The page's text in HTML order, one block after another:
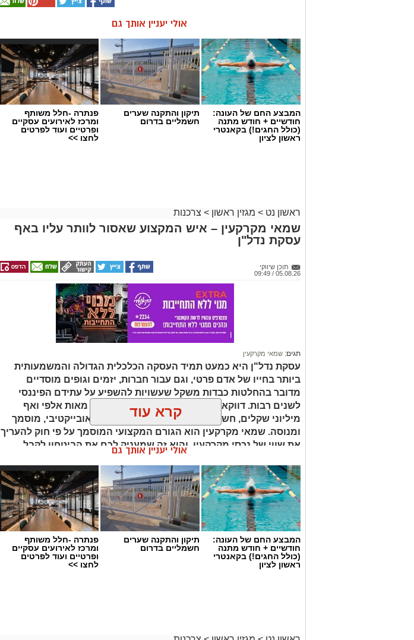
אולי יעניין אותך גם
המבצע החם של העונה:
חודשיים + חודש מתנה
(כולל החגים!) בקאנטרי
ראשון לציון
תיקון והתקנה שערים
חשמליים בדרום
פנתרה -חלל משותף
ומרכז לאירועים עסקיים
ופרטיים ועוד לפרטים
לחצו >>
ראשון נט > מגזין ראשון > צרכנות
שמאי מקרקעין – איש המקצוע שאסור לוותר עליו באף
עסקת נדל"ן
תוכן שיווקי
05.08.26 / 09:49
תגים: שמאי מקרקעין
עסקת נדל"ן היא כמעט תמיד העסקה הכלכלית הגדולה והמשמעותית
ביותר בחייו של אדם פרטי, וגם עבור חברות, יזמים וגופים מוסדיים
מדובר בהחלטות כבדות משקל שעשויות להשפיע על עתידם הפיננסי
לשנים רבות. דווקא ברגעים שבהם מונחים על הכף מאות אלפי ואף
מיליוני שקלים, חשוב שיעמוד לצידכם איש מקצוע אובייקטיבי, מוסמך
ומנוסה. שמאי מקרקעין הוא הגורם המקצועי המוסמך על פי חוק להעריך
את שווי של נכסי מקרקעין, והוא זה שמעניק לכם את הביטחון לקבל
החלטות מבוססות, שקולות ובטוחות.
קרא עוד
אולי יעניין אותך גם
המבצע החם של העונה:
חודשיים + חודש מתנה
(כולל החגים!) בקאנטרי
ראשון לציון
תיקון והתקנה שערים
חשמליים בדרום
פנתרה -חלל משותף
ומרכז לאירועים עסקיים
ופרטיים ועוד לפרטים
לחצו >>